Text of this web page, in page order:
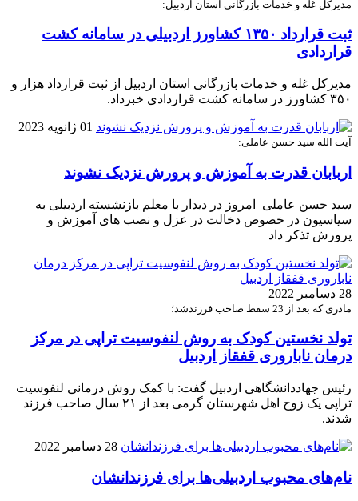
مدیرکل غله و خدمات بازرگانی استان اردبیل:
ثبت قرارداد ۱۳۵۰ کشاورز اردبیلی در سامانه کشت
قراردادی
مدیرکل غله و خدمات بازرگانی استان اردبیل از ثبت قرارداد هزار و
۳۵۰ کشاورز در سامانه کشت قراردادی خبرداد.
01 ژانویه 2023
آیت الله سید حسن عاملی:
اربابان قدرت به آموزش و پرورش نزدیک نشوند
سید حسن عاملی امروز در دیدار با معلم بازنشسته اردبیلی به
سیاسیون در خصوص دخالت در عزل و نصب های آموزش و
پرورش تذکر داد
28 دسامبر 2022
مادری که بعد از 23 سقط صاحب فرزندشد؛
تولد نخستین کودک به روش لنفوسیت تراپی در مرکز
درمان ناباروری قفقاز اردبیل
رئیس جهاددانشگاهی اردبیل گفت: با کمک روش درمانی لنفوسیت
تراپی یک زوج اهل شهرستان گرمی بعد از ۲۱ سال صاحب فرزند
شدند.
28 دسامبر 2022
نام‌های محبوب اردبیلی‌ها برای فرزندانشان